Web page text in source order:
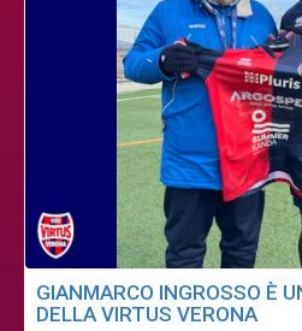
GIANMARCO INGROSSO È
DELLA VIRTUS VERONA